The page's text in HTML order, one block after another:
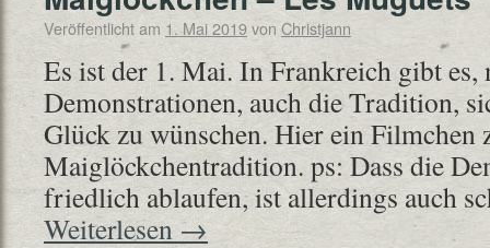
Veröffentlicht am 1. Mai 2019von Christjann
Es ist der 1. Mai. In Frankreich gibt es,
Demonstrationen, auch die Tradition,
Glück zu wünschen. Hier ein Filmchen
Maiglöckchentradition. ps: Dass die
friedlich ablaufen, ist allerdings auch
Weiterlesen →